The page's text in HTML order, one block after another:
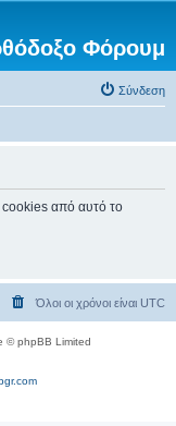
Φόρουμ
Σύνδεση
cookies από αυτό το
Όλοι οι χρόνοι είναι UTC
© phpBB Limited